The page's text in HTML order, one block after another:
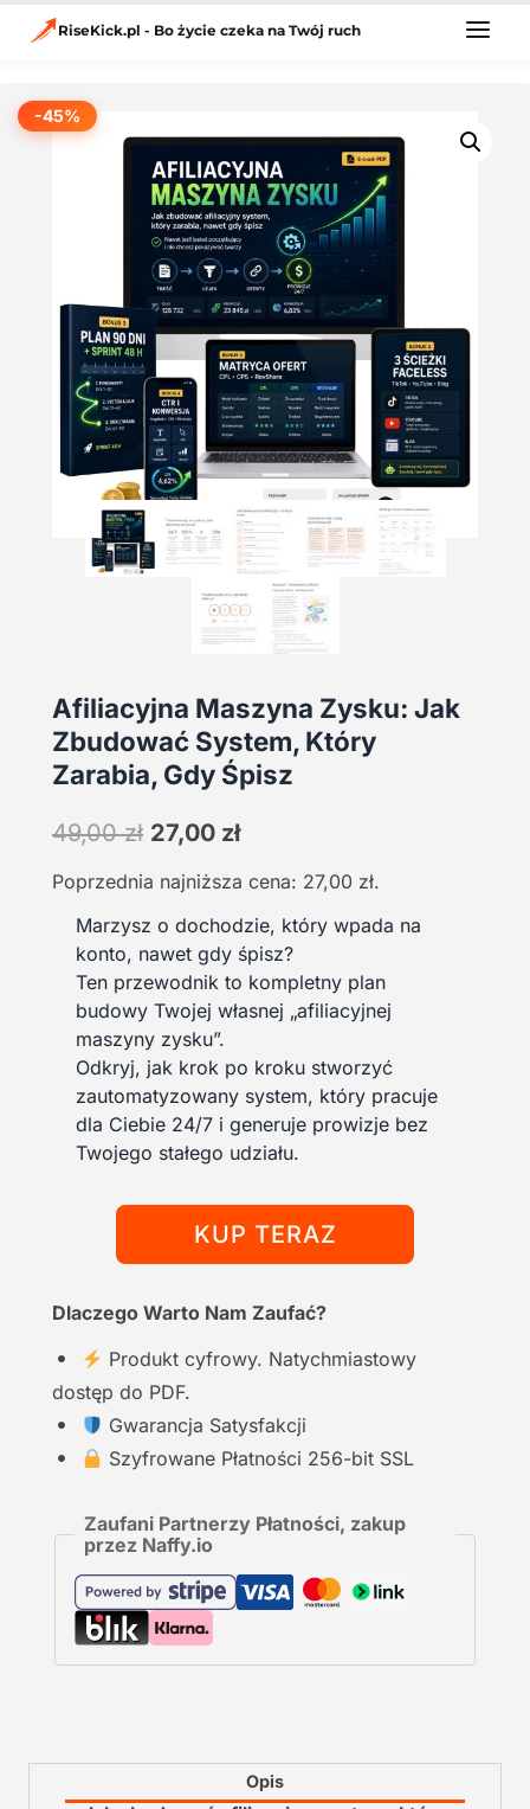
RiseKick.pl - Bo życie czeka na Twój ruch
-45%
Afiliacyjna Maszyna Zysku: Jak
Zbudować System, Który
Zarabia, Gdy Śpisz
49,00zł Pierwotna
wynosiła:
49,00 zł.
27,00 złAktualna
wynosi:
27,00 zł.
Poprzednia najniższa cena: 27,00 zł.
Marzysz o dochodzie, który wpada na
konto, nawet gdy śpisz?
Ten przewodnik to kompletny plan
budowy Twojej własnej „afiliacyjnej
maszyny zysku”.
Odkryj, jak krok po kroku stworzyć
zautomatyzowany system, który pracuje
dla Ciebie 24/7 i generuje prowizje bez
Twojego stałego udziału.
KUP TERAZ
Dlaczego Warto Nam Zaufać?
Produkt cyfrowy. Natychmiastowy
dostęp do PDF.
Gwarancja Satysfakcji
Szyfrowane Płatności 256-bit SSL
Zaufani Partnerzy Płatności, zakup
przez Naffy.io
Opis